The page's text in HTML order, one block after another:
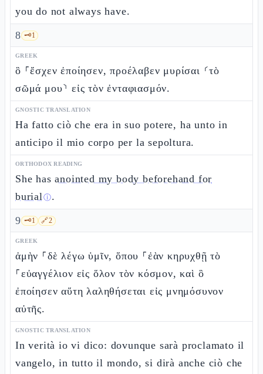
you do not always have.
8 🗝️1
GREEK
ὃ ⸀ἔσχεν ἐποίησεν, προέλαβεν μυρίσαι ⸂τὸ
σῶμά μου⸃ εἰς τὸν ἐνταφιασμόν.
GNOSTIC TRANSLATION
Ha fatto ciò che era in suo potere, ha unto in
anticipo il mio corpo per la sepoltura.
ORTHODOX READING
She hasanointed my body beforehand for
burialⓘ.
9 🗝️1 🔗2
GREEK
ἀμὴν ⸀δὲ λέγω ὑμῖν, ὅπου ⸀ἐὰν κηρυχθῇ τὸ
⸀εὐαγγέλιον εἰς ὅλον τὸν κόσμον, καὶ ὃ
ἐποίησεν αὕτη λαληθήσεται εἰς μνημόσυνον
αὐτῆς.
GNOSTIC TRANSLATION
In verità io vi dico: dovunque sarà proclamato il
vangelo, in tutto il mondo, si dirà anche ciò che